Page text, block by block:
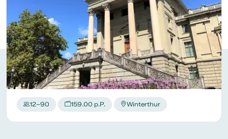
12–90 159.00 p.P. Winterthur